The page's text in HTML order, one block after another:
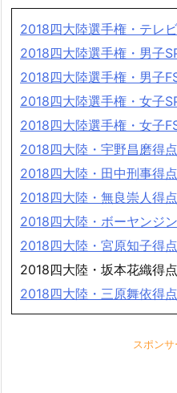
2018四大陸選手権・テレ
2018四大陸選手権・男子
2018四大陸選手権・男子
2018四大陸選手権・女子
2018四大陸選手権・女子
2018四大陸・宇野昌磨得
2018四大陸・田中刑事得
2018四大陸・無良崇人得
2018四大陸・ボーヤンジ
2018四大陸・宮原知子得
2018四大陸・坂本花織得
2018四大陸・三原舞依得
スポン